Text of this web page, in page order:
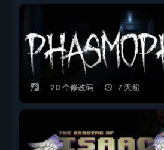
20 个修改码 7 天前